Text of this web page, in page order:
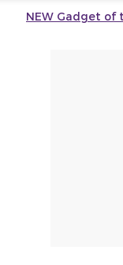
NEW Gadget of